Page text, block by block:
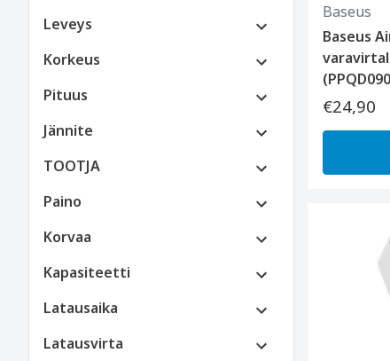
€1500 tai enemmän
Leveys
Korkeus
Pituus
Jännite
TOOTJA
Paino
Korvaa
Kapasiteetti
Latausaika
Latausvirta
Baseus
Baseus
€24,90